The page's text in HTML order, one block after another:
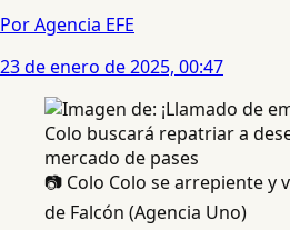
Por Agencia EFE
23 de enero de 2025, 00:47
📷 Colo Colo se arrepiente y
de Falcón (Agencia Uno)